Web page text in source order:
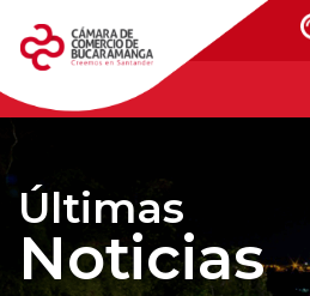
Últimas
Noticias